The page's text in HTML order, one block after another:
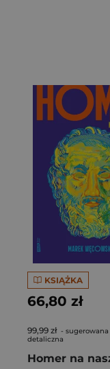
KSIĄŻKA
66,80 zł
99,99 zł - sugerowana
detaliczna
Homer na